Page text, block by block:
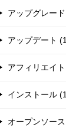
アップグレー
アップデート
アフィリエイ
インストール
オープンソー